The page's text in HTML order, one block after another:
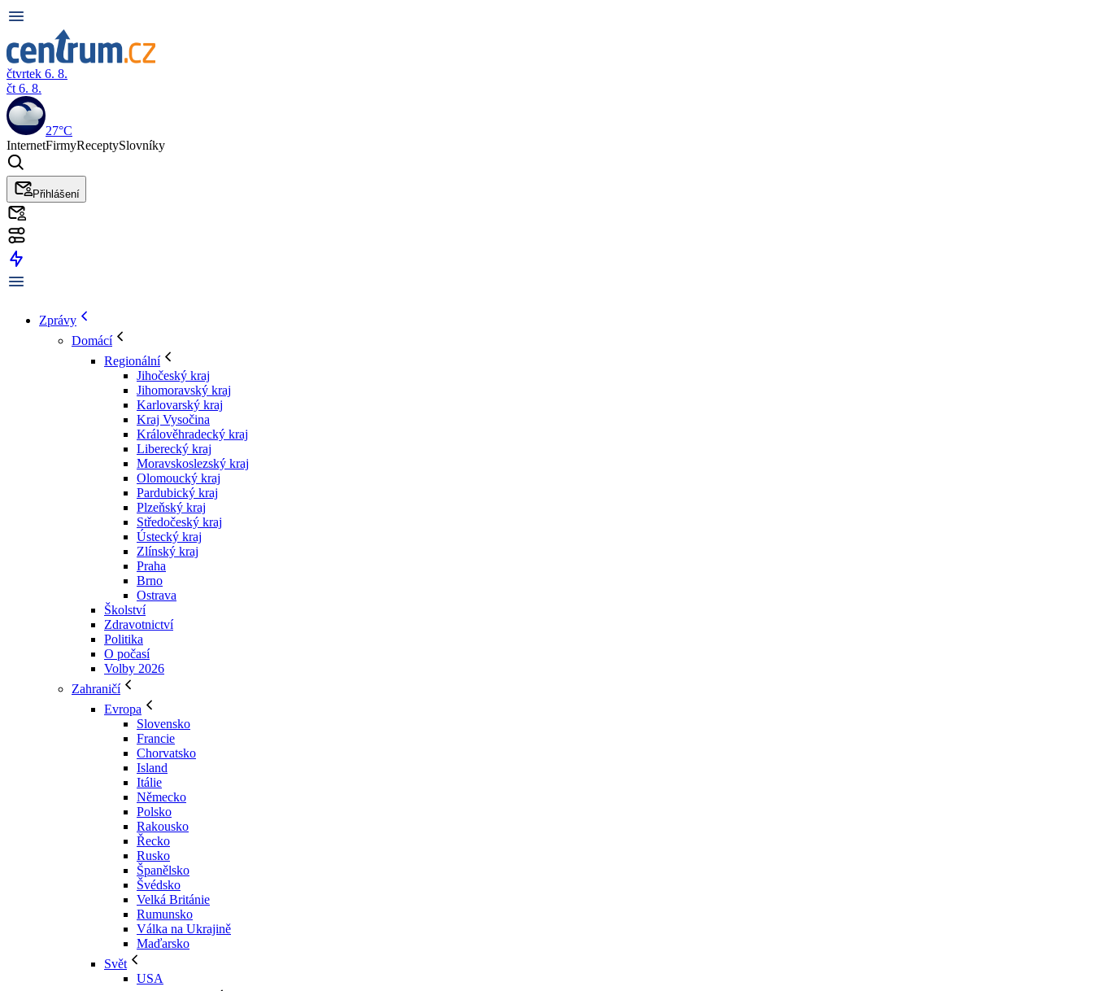
čtvrtek 6. 8.
čt 6. 8.
27°C
InternetFirmyReceptySlovníky
Přihlášení
Zprávy
Domácí
Regionální
Jihočeský kraj
Jihomoravský kraj
Karlovarský kraj
Kraj Vysočina
Králověhradecký kraj
Liberecký kraj
Moravskoslezský kraj
Olomoucký kraj
Pardubický kraj
Plzeňský kraj
Středočeský kraj
Ústecký kraj
Zlínský kraj
Praha
Brno
Ostrava
Školství
Zdravotnictví
Politika
O počasí
Volby 2026
Zahraničí
Evropa
Slovensko
Francie
Chorvatsko
Island
Itálie
Německo
Polsko
Rakousko
Řecko
Rusko
Španělsko
Švédsko
Velká Británie
Rumunsko
Válka na Ukrajině
Maďarsko
Svět
USA